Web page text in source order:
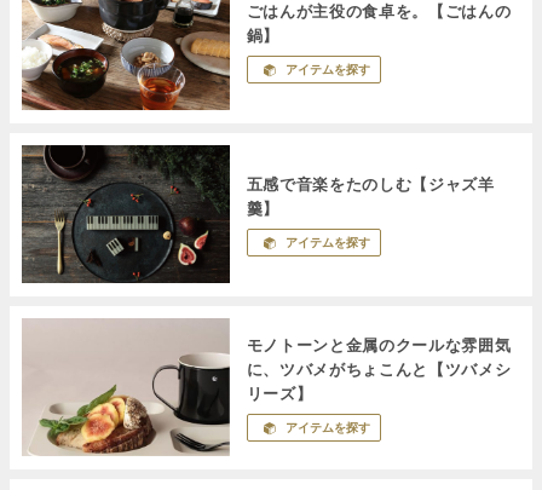
ごはんが主役の食卓を。【ごはんの
鍋】
アイテムを探す
五感で音楽をたのしむ【ジャズ羊
羹】
アイテムを探す
モノトーンと金属のクールな雰囲気
に、ツバメがちょこんと【ツバメシ
リーズ】
アイテムを探す